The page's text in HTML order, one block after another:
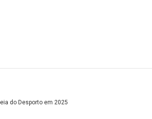
do Desporto em 2025